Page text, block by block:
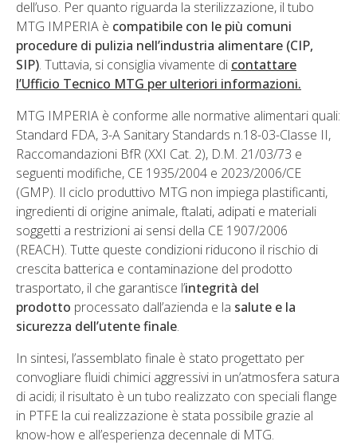
dell’uso. Per quanto riguarda la sterilizzazione, il tubo
MTG IMPERIA è compatibile con le più comuni
procedure di pulizia nell’industria alimentare (CIP,
SIP). Tuttavia, si consiglia vivamente di contattare
l’Ufficio Tecnico MTG per ulteriori informazioni.
MTG IMPERIA è conforme alle normative alimentari quali:
Standard FDA, 3-A Sanitary Standards n.18-03-Classe II,
Raccomandazioni BfR (XXI Cat. 2), D.M. 21/03/73 e
seguenti modifiche, CE 1935/2004 e 2023/2006/CE
(GMP). Il ciclo produttivo MTG non impiega plastificanti,
ingredienti di origine animale, ftalati, adipati e materiali
soggetti a restrizioni ai sensi della CE 1907/2006
(REACH). Tutte queste condizioni riducono il rischio di
crescita batterica e contaminazione del prodotto
trasportato, il che garantisce l’integrità del
prodotto processato dall’azienda e la salute e la
sicurezza dell’utente finale.
In sintesi, l’assemblato finale è stato progettato per
convogliare fluidi chimici aggressivi in ​​un’atmosfera satura
di acidi; il risultato è un tubo realizzato con speciali flange
in PTFE la cui realizzazione è stata possibile grazie al
know-how e all’esperienza decennale di MTG.